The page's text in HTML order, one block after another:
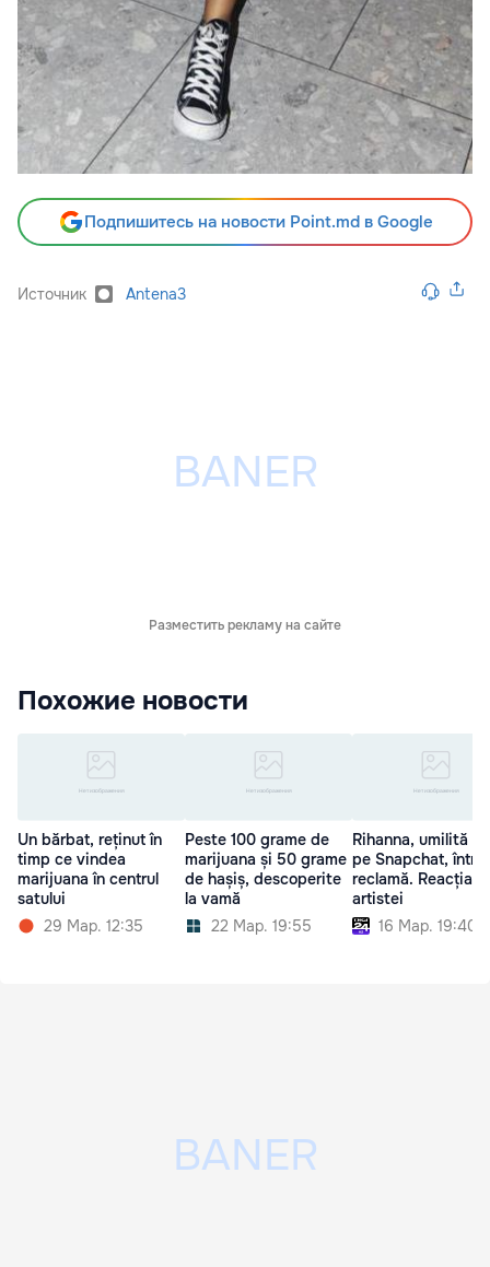
Подпишитесь на новости Point.md в Google
Источник Antena3
Разместить рекламу на сайте
Похожие новости
Un bărbat, reținut în
timp ce vindea
marijuana în centrul
satului
29 Мар. 12:35
Peste 100 grame de
marijuana și 50 grame
de hașiș, descoperite
la vamă
22 Мар. 19:55
Rihanna, umilită
pe Snapchat, într-o
reclamă. Reacția
artistei
16 Мар. 19:40